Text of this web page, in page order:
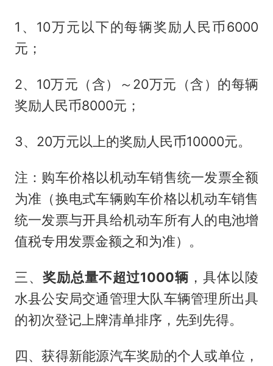
1、10万元以下的每辆奖励人民币6000
元；
2、10万元（含）～20万元（含）的每辆
奖励人民币8000元；
3、20万元以上的奖励人民币10000元。
注：购车价格以机动车销售统一发票全额
为准（换电式车辆购车价格以机动车销售
统一发票与开具给机动车所有人的电池增
值税专用发票金额之和为准）。
三、 奖励总量不超过1000辆 ，具体以陵
水县公安局交通管理大队车辆管理所出具
的初次登记上牌清单排序，先到先得。
四、获得新能源汽车奖励的个人或单位，